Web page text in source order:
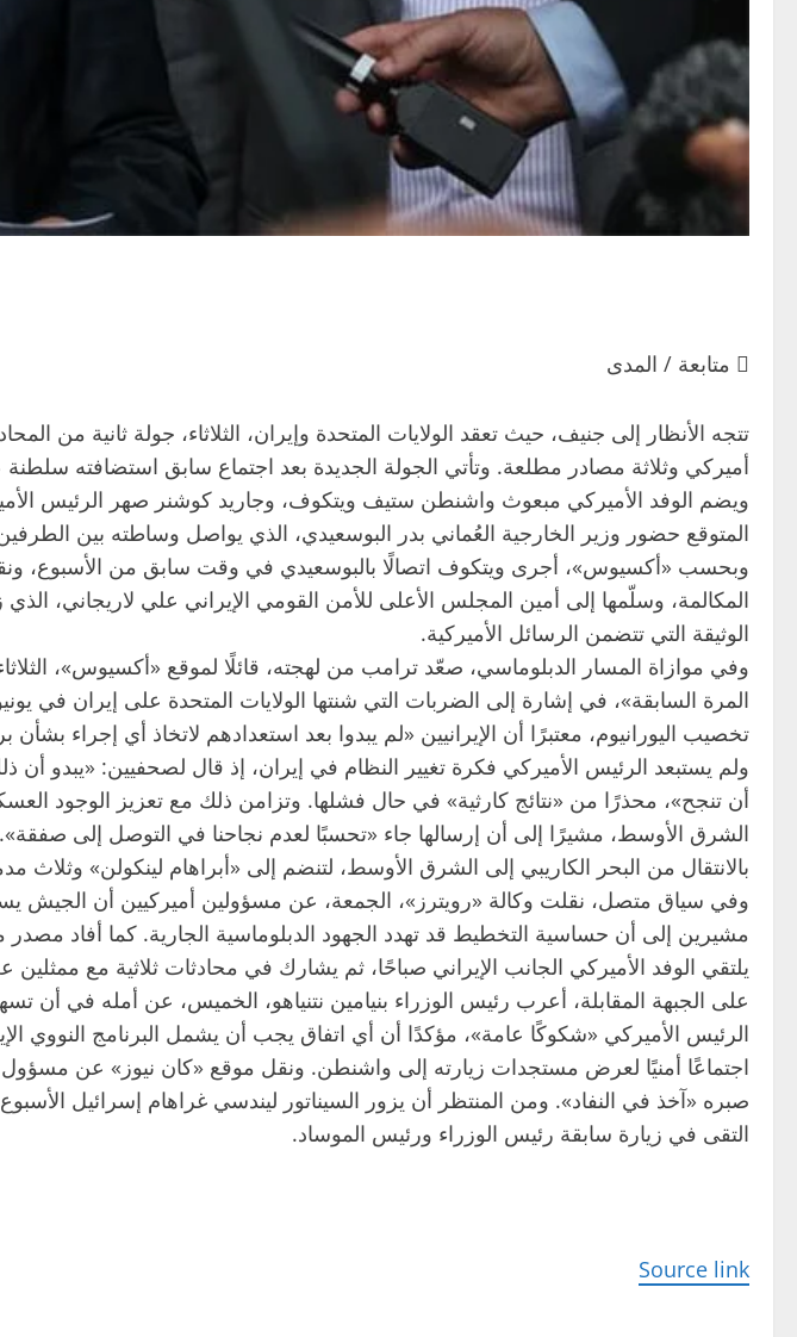
 متابعة / المدى
تتجه الأنظار إلى جنيف، حيث تعقد الولايات المتحدة وإيران، الثلاثاء، جولة
أميركي وثلاثة مصادر مطلعة. وتأتي الجولة الجديدة بعد اجتماع سابق استضافته
ويضم الوفد الأميركي مبعوث واشنطن ستيف ويتكوف، وجاريد كوشنر صهر الرئيس
المتوقع حضور وزير الخارجية العُماني بدر البوسعيدي، الذي يواصل وساطته بين
وبحسب «أكسيوس»، أجرى ويتكوف اتصالًا بالبوسعيدي في وقت سابق من الأسبوع، ونقل
المكالمة، وسلّمها إلى أمين المجلس الأعلى للأمن القومي الإيراني علي لاريجاني،
الوثيقة التي تتضمن الرسائل الأميركية.
وفي موازاة المسار الدبلوماسي، صعّد ترامب من لهجته، قائلًا لموقع «أكسيوس»،
المرة السابقة»، في إشارة إلى الضربات التي شنتها الولايات المتحدة على إيران
تخصيب اليورانيوم، معتبرًا أن الإيرانيين «لم يبدوا بعد استعدادهم لاتخاذ أي إجراء بشأن
ولم يستبعد الرئيس الأميركي فكرة تغيير النظام في إيران، إذ قال لصحفيين:
أن تنجح»، محذرًا من «نتائج كارثية» في حال فشلها. وتزامن ذلك مع تعزيز الوجود
الشرق الأوسط، مشيرًا إلى أن إرسالها جاء «تحسبًا لعدم نجاحنا في التوصل إلى
بالانتقال من البحر الكاريبي إلى الشرق الأوسط، لتنضم إلى «أبراهام لينكولن»
وفي سياق متصل، نقلت وكالة «رويترز»، الجمعة، عن مسؤولين أميركيين أن الجيش
مشيرين إلى أن حساسية التخطيط قد تهدد الجهود الدبلوماسية الجارية. كما أفاد
يلتقي الوفد الأميركي الجانب الإيراني صباحًا، ثم يشارك في محادثات ثلاثية مع
على الجبهة المقابلة، أعرب رئيس الوزراء بنيامين نتنياهو، الخميس، عن أمله في
الرئيس الأميركي «شكوكًا عامة»، مؤكدًا أن أي اتفاق يجب أن يشمل البرنامج النووي
اجتماعًا أمنيًا لعرض مستجدات زيارته إلى واشنطن. ونقل موقع «كان نيوز» عن مسؤول
صبره «آخذ في النفاد». ومن المنتظر أن يزور السيناتور ليندسي غراهام إسرائيل
التقى في زيارة سابقة رئيس الوزراء ورئيس الموساد.
Source link